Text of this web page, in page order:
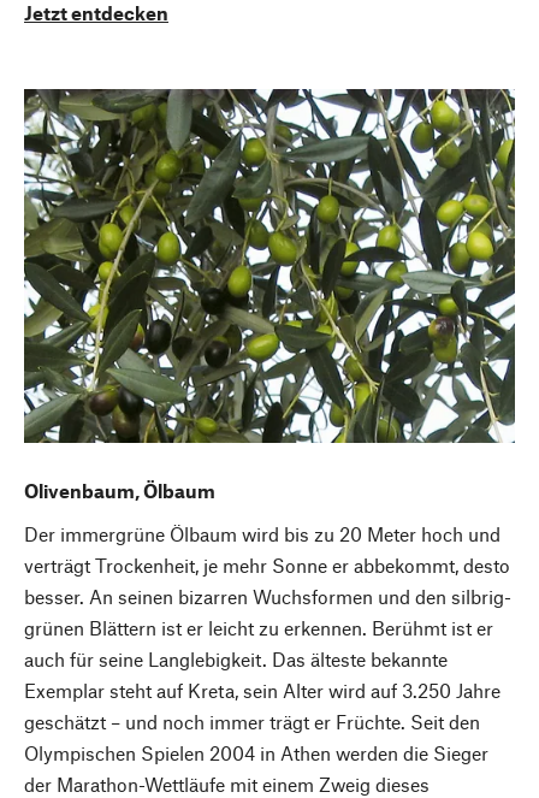
Jetzt entdecken
Olivenbaum, Ölbaum
Der immergrüne Ölbaum wird bis zu 20 Meter hoch und
verträgt Trockenheit, je mehr Sonne er abbekommt, desto
besser. An seinen bizarren Wuchsformen und den silbrig-
grünen Blättern ist er leicht zu erkennen. Berühmt ist er
auch für seine Langlebigkeit. Das älteste bekannte
Exemplar steht auf Kreta, sein Alter wird auf 3.250 Jahre
geschätzt – und noch immer trägt er Früchte. Seit den
Olympischen Spielen 2004 in Athen werden die Sieger
der Marathon-Wettläufe mit einem Zweig dieses